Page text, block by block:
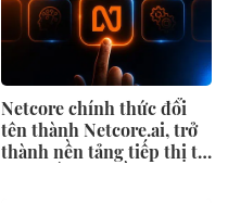
Netcore chính thức đổi
tên thành Netcore.ai, trở
thành nền tảng tiếp thị tự